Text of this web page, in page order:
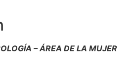
– ÁREA DE LA MUJER